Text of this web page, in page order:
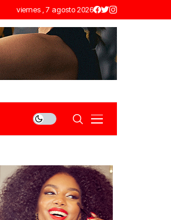
viernes , 7 agosto 2026